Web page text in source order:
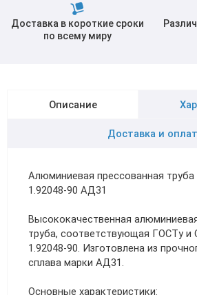
Доставка в короткие сроки
по всему миру
Описание
Доставка и
Алюминиевая прессованная
1.92048-90 АД31
Высококачественная
труба, соответствующая ГОСТу и
1.92048-90. Изготовлена из
сплава марки АД31.
Основные характеристики: